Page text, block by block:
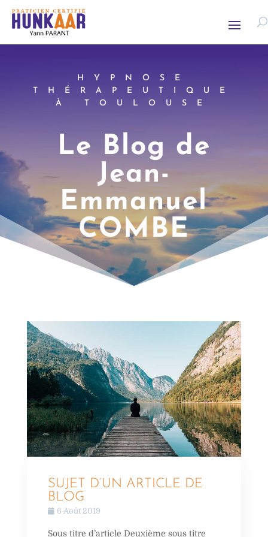
HYPNOSE
THÉRAPEUTIQUE
À TOULOUSE
Le Blog de
Jean-
Emmanuel
COMBE
SUJET D’UN ARTICLE DE
BLOG
6 Août 2019
Sous titre d’article Deuxième sous titre